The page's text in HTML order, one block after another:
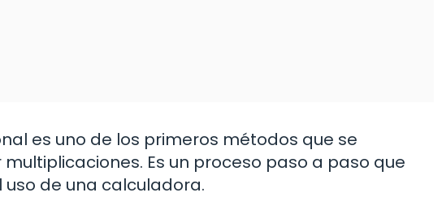
es uno de los primeros métodos que se
Es un proceso paso a paso que
de una calculadora.